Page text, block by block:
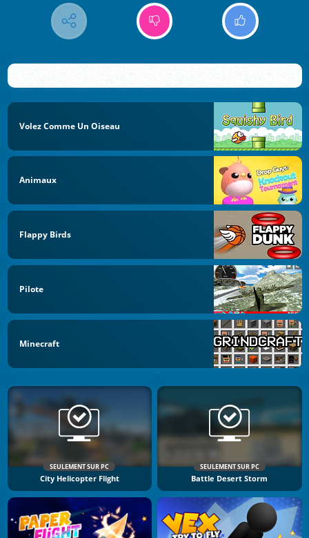
Volez Comme Un Oiseau
Animaux
Flappy Birds
Pilote
Minecraft
SEULEMENT SUR PC
City Helicopter Flight
SEULEMENT SUR PC
Battle Desert Storm